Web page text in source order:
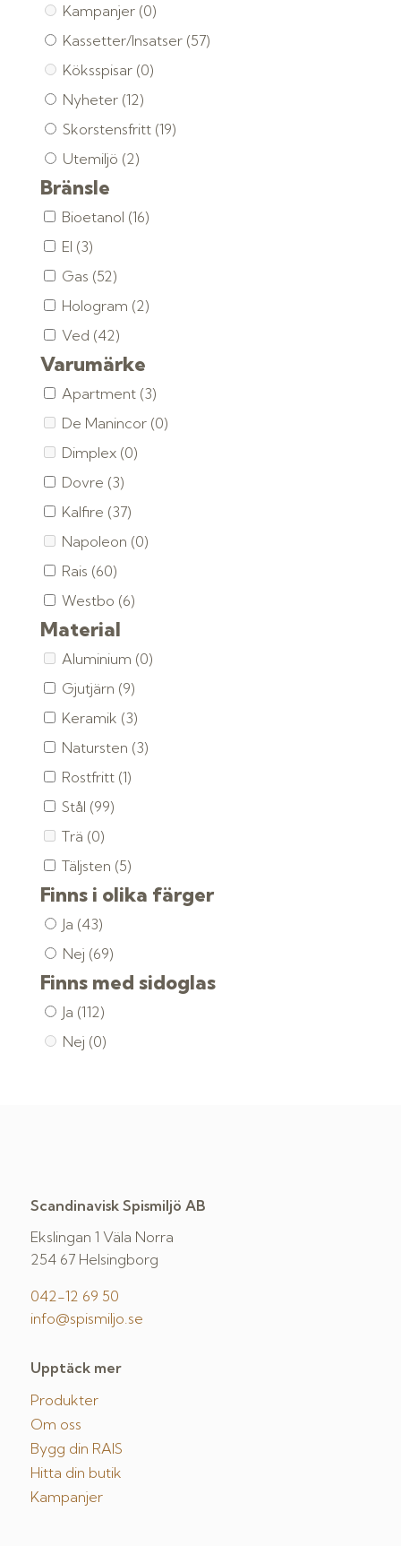
Kampanjer (0)
Kassetter/Insatser (57)
Köksspisar (0)
Nyheter (12)
Skorstensfritt (19)
Utemiljö (2)
Bränsle
Bioetanol (16)
El (3)
Gas (52)
Hologram (2)
Ved (42)
Varumärke
Apartment (3)
De Manincor (0)
Dimplex (0)
Dovre (3)
Kalfire (37)
Napoleon (0)
Rais (60)
Westbo (6)
Material
Aluminium (0)
Gjutjärn (9)
Keramik (3)
Natursten (3)
Rostfritt (1)
Stål (99)
Trä (0)
Täljsten (5)
Finns i olika färger
Ja (43)
Nej (69)
Finns med sidoglas
Ja (112)
Nej (0)
Scandinavisk Spismiljö AB
Ekslingan 1 Väla Norra
254 67 Helsingborg
042-12 69 50
info@spismiljo.se
Upptäck mer
Produkter
Om oss
Bygg din RAIS
Hitta din butik
Kampanjer